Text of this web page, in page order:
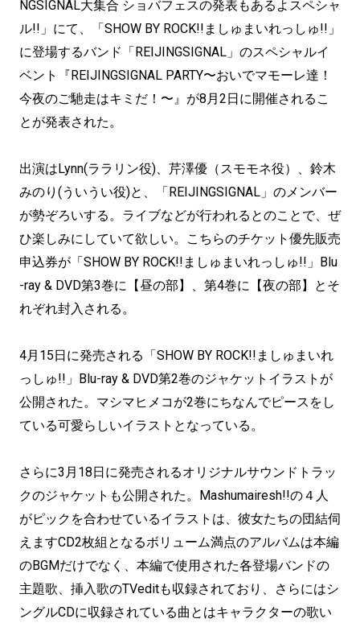
NGSIGNAL大集合 ショバフェスの発表もあるよスペシャ
ル!!」にて、「SHOW BY ROCK!!ましゅまいれっしゅ!!」
に登場するバンド「REIJINGSIGNAL」のスペシャルイ
ベント『REIJINGSIGNAL PARTY〜おいでマモーレ達！
今夜のご馳走はキミだ！〜』が8月2日に開催されるこ
とが発表された。
出演はLynn(ララリン役)、芹澤優（スモモネ役）、鈴木
みのり(ういうい役)と、「REIJINGSIGNAL」のメンバー
が勢ぞろいする。ライブなどが行われるとのことで、ぜ
ひ楽しみにしていて欲しい。こちらのチケット優先販売
申込券が「SHOW BY ROCK!!ましゅまいれっしゅ!!」Blu
-ray & DVD第3巻に【昼の部】、第4巻に【夜の部】とそ
れぞれ封入される。
4月15日に発売される「SHOW BY ROCK!!ましゅまいれ
っしゅ!!」Blu-ray & DVD第2巻のジャケットイラストが
公開された。マシマヒメコが2巻にちなんでピースをし
ている可愛らしいイラストとなっている。
さらに3月18日に発売されるオリジナルサウンドトラッ
クのジャケットも公開された。Mashumairesh!!の４人
がピックを合わせているイラストは、彼女たちの団結伺
えますCD2枚組となるボリューム満点のアルバムは本編
のBGMだけでなく、本編で使用された各登場バンドの
主題歌、挿入歌のTVeditも収録されており、さらにはシ
ングルCDに収録されている曲とはキャラクターの歌い